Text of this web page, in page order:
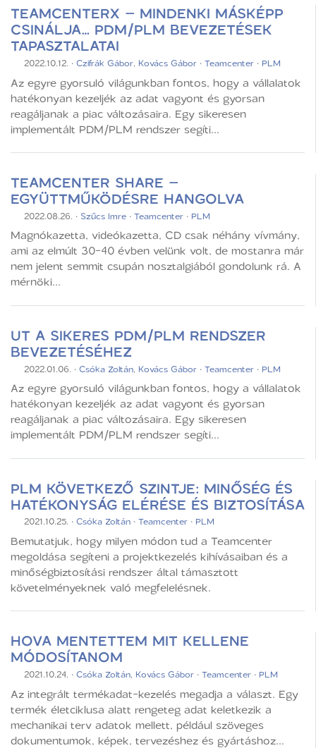
TEAMCENTERX – MINDENKI MÁSKÉPP
CSINÁLJA… PDM/PLM BEVEZETÉSEK
TAPASZTALATAI
2022.10.12. ·Czifrák Gábor, Kovács Gábor ·Teamcenter · PLM
Az egyre gyorsuló világunkban fontos, hogy a vállalatok
hatékonyan kezeljék az adat vagyont és gyorsan
reagáljanak a piac változásaira. Egy sikeresen
implementált PDM/PLM rendszer segíti...
TEAMCENTER SHARE –
EGYÜTTMŰKÖDÉSRE HANGOLVA
2022.08.26. · Szűcs Imre ·Teamcenter · PLM
Magnókazetta, videókazetta, CD csak néhány vívmány,
ami az elmúlt 30-40 évben velünk volt, de mostanra már
nem jelent semmit csupán nosztalgiából gondolunk rá. A
mérnöki...
UT A SIKERES PDM/PLM RENDSZER
BEVEZETÉSÉHEZ
2022.01.06. ·Csóka Zoltán, Kovács Gábor ·Teamcenter · PLM
Az egyre gyorsuló világunkban fontos, hogy a vállalatok
hatékonyan kezeljék az adat vagyont és gyorsan
reagáljanak a piac változásaira. Egy sikeresen
implementált PDM/PLM rendszer segíti...
PLM KÖVETKEZŐ SZINTJE: MINŐSÉG ÉS
HATÉKONYSÁG ELÉRÉSE ÉS BIZTOSÍTÁSA
2021.10.25. ·Csóka Zoltán ·Teamcenter · PLM
Bemutatjuk, hogy milyen módon tud a Teamcenter
megoldása segíteni a projektkezelés kihívásaiban és a
minőségbiztosítási rendszer által támasztott
követelményeknek való megfelelésnek.
HOVA MENTETTEM MIT KELLENE
MÓDOSÍTANOM
2021.10.24. ·Csóka Zoltán, Kovács Gábor ·Teamcenter · PLM
Az integrált termékadat-kezelés megadja a választ. Egy
termék életciklusa alatt rengeteg adat keletkezik a
mechanikai terv adatok mellett, például szöveges
dokumentumok, képek, tervezéshez és gyártáshoz...